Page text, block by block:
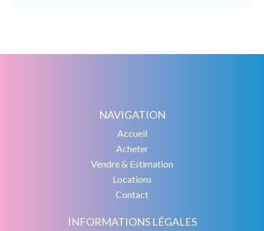
NAVIGATION
Accueil
Acheter
Vendre & Estimation
Locations
Contact
INFORMATIONS LÉGALES